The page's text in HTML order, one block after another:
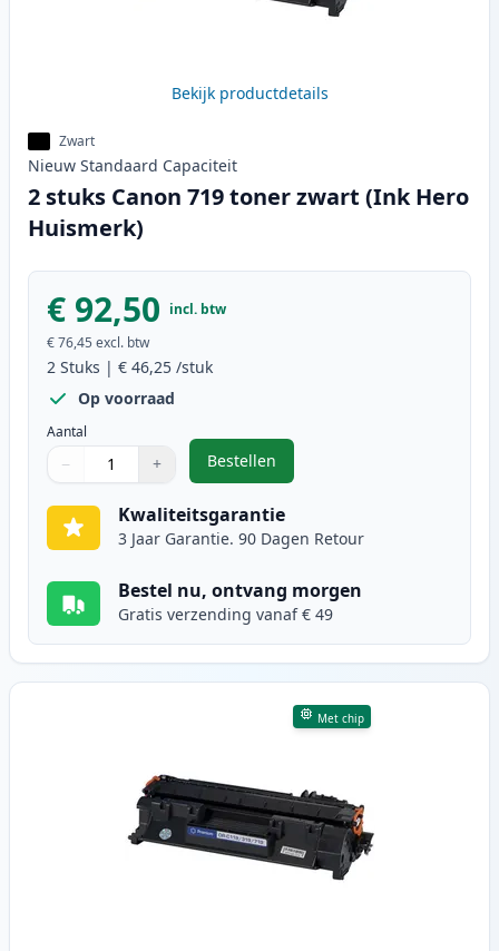
Bekijk productdetails
Zwart
Nieuw Standaard Capaciteit
2 stuks Canon 719 toner zwart (Ink Hero
Huismerk)
€ 92,50 incl. btw
€ 76,45 excl. btw
2 Stuks | € 46,25 /stuk
Op voorraad
Aantal
Gebruik de knoppen om aan te passen
− +
1
Bestellen
,2 stuks Canon 719 toner zwart
Kwaliteitsgarantie
3 Jaar Garantie. 90 Dagen Retour
Bestel nu, ontvang morgen
Gratis verzending vanaf € 49
Met chip